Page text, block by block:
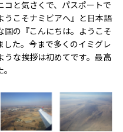
と気さくで、パスポートで
うこそナミビアへ』と日本語
国の『こんにちは。ようこそ
た。今まで多くのイミグレ
うな挨拶は初めてです。最高